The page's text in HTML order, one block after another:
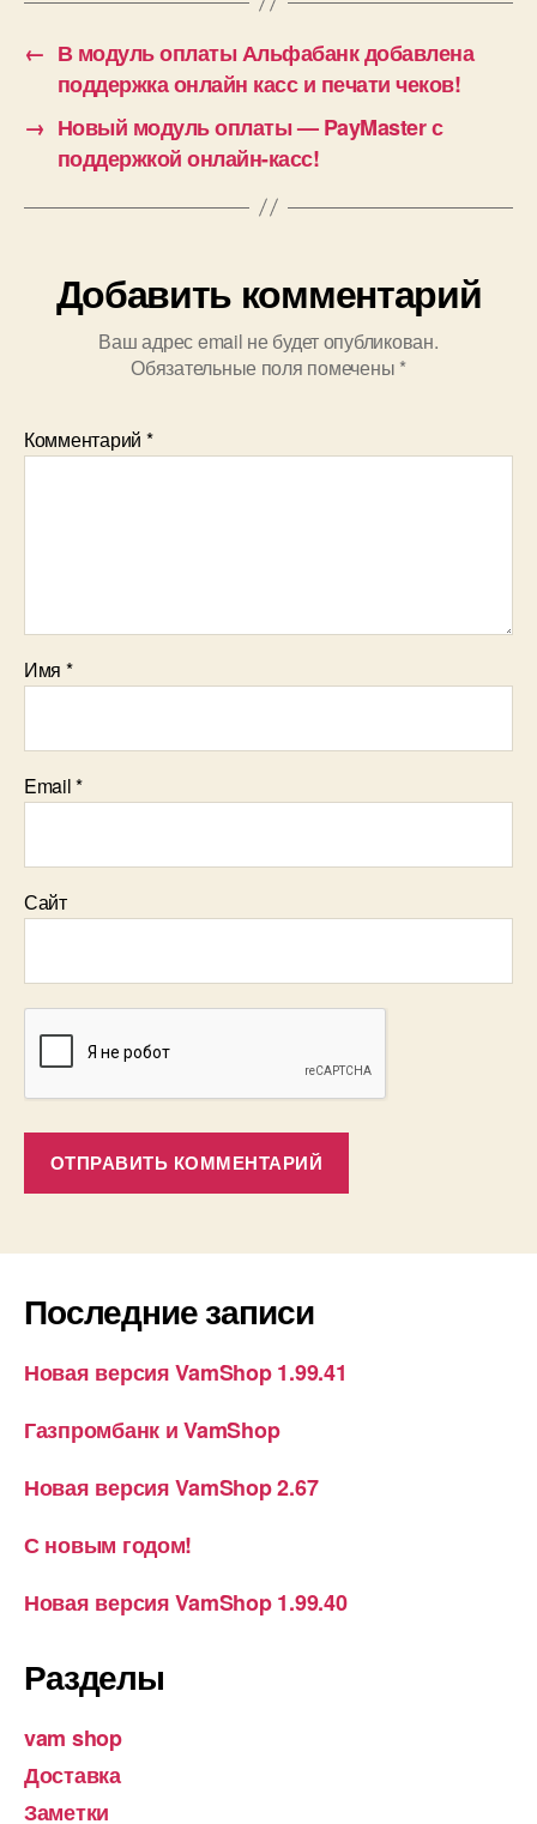
← В модуль оплаты Альфабанк добавлена
поддержка онлайн касс и печати чеков!
→ Новый модуль оплаты — PayMaster с
поддержкой онлайн-касс!
Добавить комментарий
Ваш адрес email не будет опубликован.
Обязательные поля помечены *
Комментарий *
Имя *
Email*
Сайт
Последние записи
Новая версия VamShop 1.99.41
Газпромбанк и VamShop
Новая версия VamShop 2.67
С новым годом!
Новая версия VamShop 1.99.40
Разделы
vam shop
Доставка
Заметки